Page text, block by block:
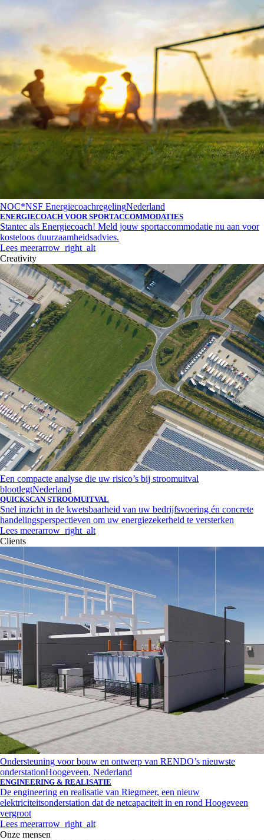
NOC*NSF EnergiecoachregelingNederland
ENERGIECOACH VOOR SPORTACCOMMODATIES
Stantec als Energiecoach! Meld jouw sportaccommodatie nu aan voor
kosteloos duurzaamheidsadvies.
Lees meerarrow_right_alt
Creativity
Een compacte analyse die uw risico’s bij stroomuitval
blootlegtNederland
QUICKSCAN STROOMUITVAL
Snel inzicht in de kwetsbaarheid van uw bedrijfsvoering én concrete
handelingsperspectieven om uw energiezekerheid te versterken
Lees meerarrow_right_alt
Clients
Ondersteuning voor bouw en ontwerp van RENDO’s nieuwste
onderstationHoogeveen, Nederland
ENGINEERING & REALISATIE
De engineering en realisatie van Riegmeer, een nieuw
elektriciteitsonderstation dat de netcapaciteit in en rond Hoogeveen
vergroot
Lees meerarrow_right_alt
Onze mensen